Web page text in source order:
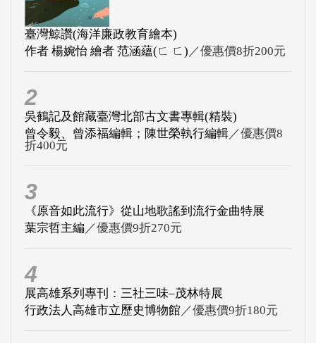
臺灣鯨讚(海洋廉政教育繪本)
作者 楊婉怡 繪者 范涵蘊(ㄈ ㄈ) ／優惠價8折200元
2
吳鶴記及館藏臺灣北部古文書專輯(精裝)
曾令毅、曾添福編輯；陳世榮執行編輯／優惠價8
折400元
3
《原音如此流行》從山地歌謠到流行金曲特展
葉宗哲主編 ／優惠價9折270元
4
展高雄系列專刊：三社三味–茂林特展
行政法人高雄市立歷史博物館／優惠價9折180元